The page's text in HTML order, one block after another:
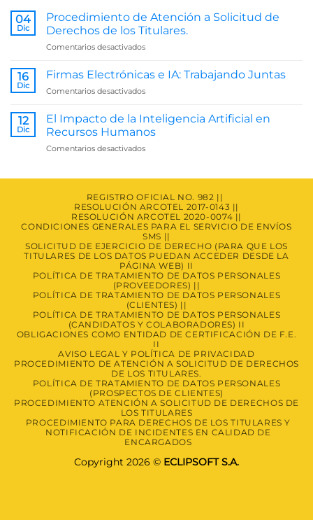
04
Dic
Procedimiento de Atención a Solicitud de
Derechos de los Titulares.
Comentarios desactivadosen
de
a
de
Derechos
los
16
Dic
Firmas Electrónicas e IA: Trabajando Juntas
Comentarios desactivadosen
Electrónicas
IA:
Trabajando
12
Dic
El Impacto de la Inteligencia Artificial en
Recursos Humanos
Comentarios desactivadosen
la
Inteligencia
Artificial
en
Recursos
Humanos
REGISTRO OFICIAL NO. 982 ||
RESOLUCIÓN ARCOTEL 2017-0143 ||
RESOLUCIÓN ARCOTEL 2020-0074 ||
CONDICIONES GENERALES PARA EL SERVICIO DE ENVÍOS
SMS ||
SOLICITUD DE EJERCICIO DE DERECHO (PARA QUE LOS
TITULARES DE LOS DATOS PUEDAN ACCEDER DESDE LA
PÁGINA WEB) II
POLÍTICA DE TRATAMIENTO DE DATOS PERSONALES
(PROVEEDORES) ||
POLÍTICA DE TRATAMIENTO DE DATOS PERSONALES
(CLIENTES) ||
POLÍTICA DE TRATAMIENTO DE DATOS PERSONALES
(CANDIDATOS Y COLABORADORES) II
OBLIGACIONES COMO ENTIDAD DE CERTIFICACIÓN DE F.E.
II
AVISO LEGAL Y POLÍTICA DE PRIVACIDAD
PROCEDIMIENTO DE ATENCIÓN A SOLICITUD DE DERECHOS
DE LOS TITULARES.
POLÍTICA DE TRATAMIENTO DE DATOS PERSONALES
(PROSPECTOS DE CLIENTES)
PROCEDIMIENTO ATENCIÓN A SOLICITUD DE DERECHOS DE
LOS TITULARES
PROCEDIMIENTO PARA DERECHOS DE LOS TITULARES Y
NOTIFICACIÓN DE INCIDENTES EN CALIDAD DE
ENCARGADOS
Copyright 2026 © ECLIPSOFT S.A.